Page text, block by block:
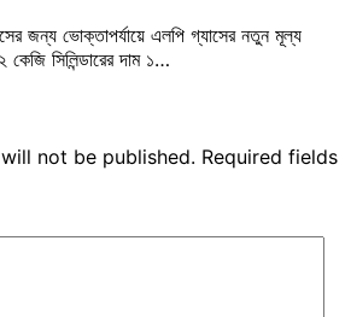
জন্য ভোক্তাপর্যায়ে এলপি গ্যাসের নতুন মূল্য
কেজি সিলিন্ডারের দাম ১…
not be published. Required fields